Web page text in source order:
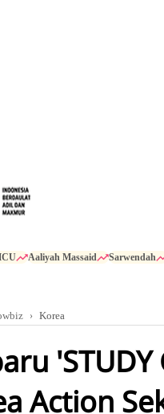
Aaliyah Massaid Sarwendah
Korea
Action